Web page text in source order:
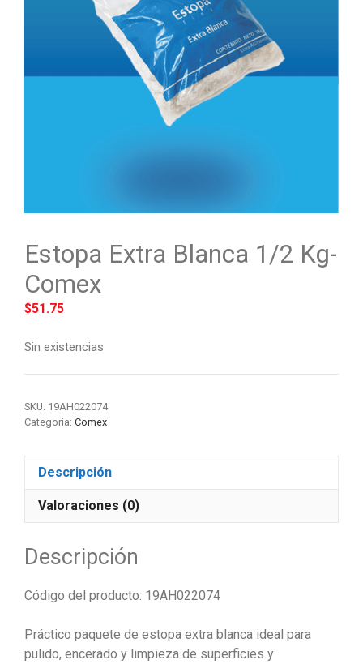
Estopa Extra Blanca 1/2 Kg-
Comex
$51.75
Sin existencias
SKU: 19AH022074
Categoría: Comex
Descripción
Valoraciones (0)
Descripción
Código del producto: 19AH022074
Práctico paquete de estopa extra blanca ideal para
pulido, encerado y limpieza de superficies y